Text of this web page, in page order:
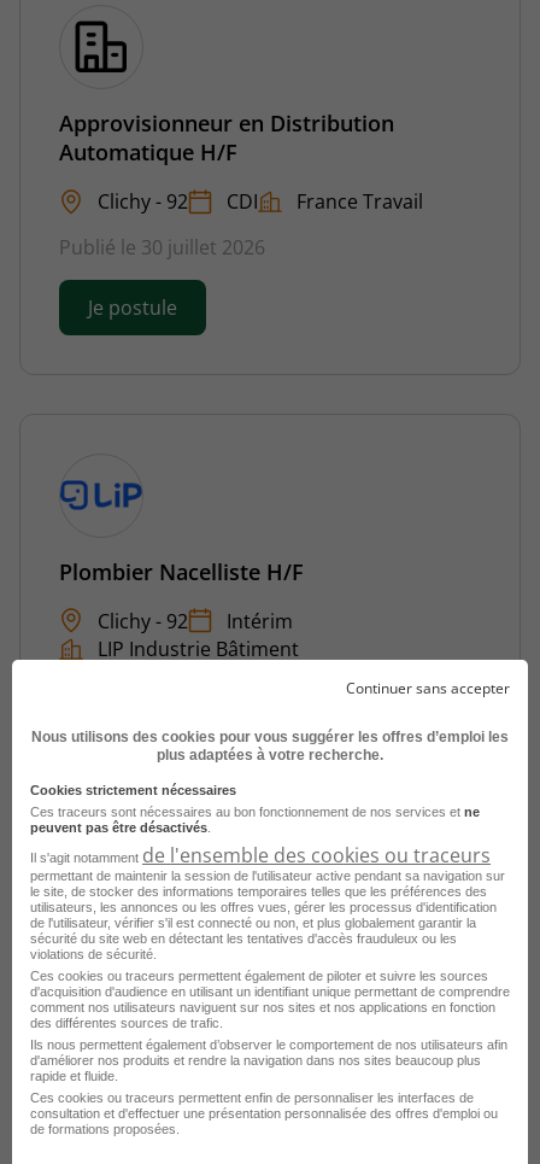
Approvisionneur en Distribution
Automatique H/F
Clichy - 92 CDI
France Travail
Publié le 30 juillet 2026
Je postule
Plombier Nacelliste H/F
Clichy - 92
Intérim
LIP Industrie Bâtiment
Je postule
Ingénieur d'Affaires Data & Conseil - CDI
- Clichy 92 H/F
Clichy - 92 CDI
Collective Works
Publié le 28 juillet 2026
Continuer sans accepter
Nous utilisons des cookies pour vous suggérer les offres d’emploi les
plus adaptées à votre recherche.
Cookies strictement nécessaires
Ces traceurs sont nécessaires au bon fonctionnement de nos services et ne
peuvent pas être désactivés
Il s'agit notamment de l'ensemble des cookies ou traceurs
permettant de maintenir la session de l'utilisateur active pendant sa navigation sur
le site, de stocker des informations temporaires telles que les préférences des
utilisateurs, les annonces ou les offres vues, gérer les processus d'identification
de l'utilisateur, vérifier s'il est connecté ou non, et plus globalement garantir la
sécurité du site web en détectant les tentatives d'accès frauduleux ou les
violations de sécurité.
Ces cookies ou traceurs permettent également de piloter et suivre les sources
d'acquisition d'audience en utilisant un identifiant unique permettant de comprendre
comment nos utilisateurs naviguent sur nos sites et nos applications en fonction
des différentes sources de trafic.
Ils nous permettent également d’observer le comportement de nos utilisateurs afin
d'améliorer nos produits et rendre la navigation dans nos sites beaucoup plus
rapide et fluide.
Ces cookies ou traceurs permettent enfin de personnaliser les interfaces de
consultation et d'effectuer une présentation personnalisée des offres d'emploi ou
de formations proposées.